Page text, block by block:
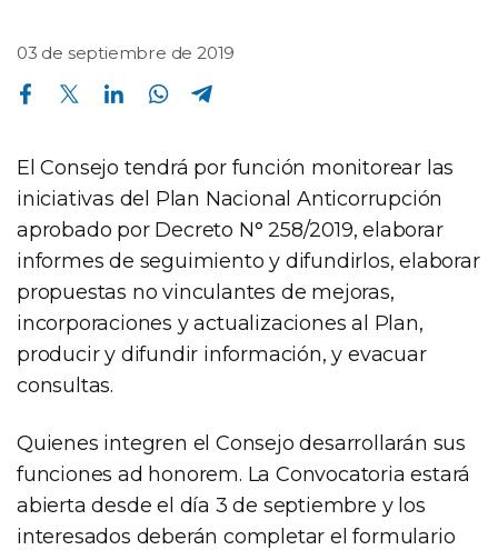
03 de septiembre de 2019
Compartir en Facebook Compartir en Twitter Compartir en Linkedin Compartir en Whatsapp
El Consejo tendrá por función monitorear las
iniciativas del Plan Nacional Anticorrupción
aprobado por Decreto N° 258/2019, elaborar
informes de seguimiento y difundirlos, elaborar
propuestas no vinculantes de mejoras,
incorporaciones y actualizaciones al Plan,
producir y difundir información, y evacuar
consultas.
Quienes integren el Consejo desarrollarán sus
funciones ad honorem. La Convocatoria estará
abierta desde el día 3 de septiembre y los
interesados deberán completar el formulario